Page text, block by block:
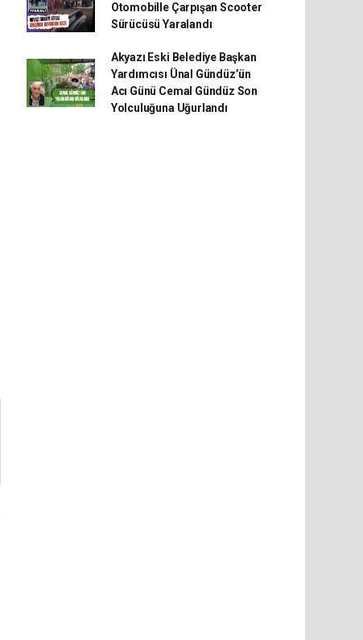
Otomobille Çarpışan Scooter
Sürücüsü Yaralandı
Akyazı Eski Belediye Başkan
Yardımcısı Ünal Gündüz’ün
Acı Günü Cemal Gündüz Son
Yolculuğuna Uğurlandı